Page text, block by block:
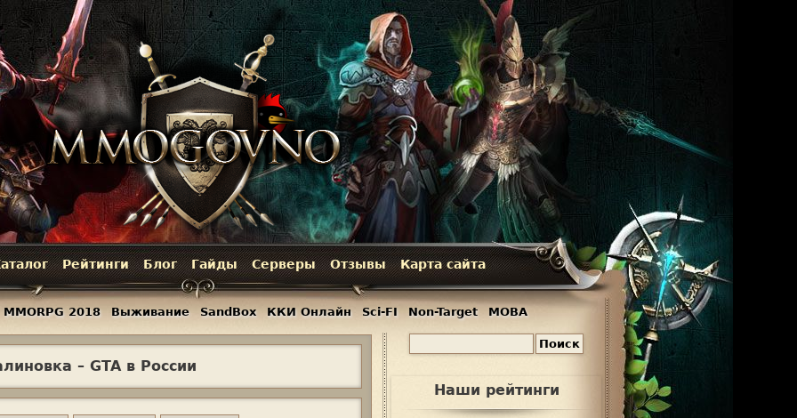
Jump to navigation
– GTA в России
Рейтинги Блог Гайды Серверы Отзывы Карта сайта
MMORPG 2018 Выживание SandBox ККИ Онлайн Sci-FI Non-Target MOBA
Наши рейтинги